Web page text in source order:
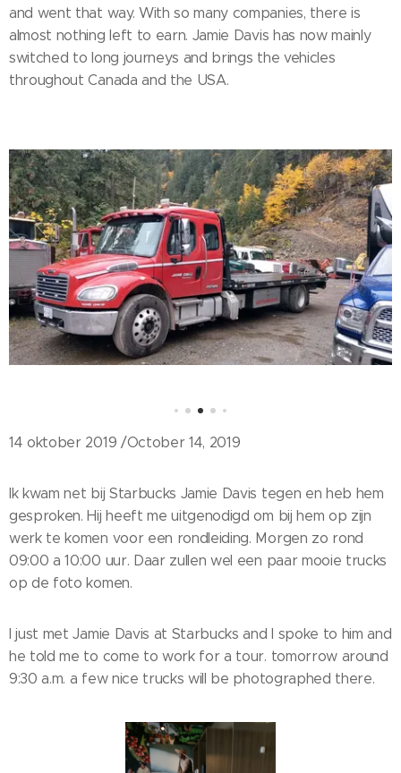
and went that way. With so many companies, there is
almost nothing left to earn. Jamie Davis has now mainly
switched to long journeys and brings the vehicles
throughout Canada and the USA.
14 oktober 2019 /October 14, 2019
Ik kwam net bij Starbucks Jamie Davis tegen en heb hem
gesproken. Hij heeft me uitgenodigd om bij hem op zijn
werk te komen voor een rondleiding. Morgen zo rond
09:00 a 10:00 uur. Daar zullen wel een paar mooie trucks
op de foto komen.
I just met Jamie Davis at Starbucks and I spoke to him and
he told me to come to work for a tour. tomorrow around
9:30 a.m. a few nice trucks will be photographed there.